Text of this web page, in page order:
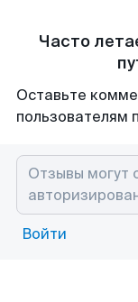
Часто
Оставьте
пользователям
Войти